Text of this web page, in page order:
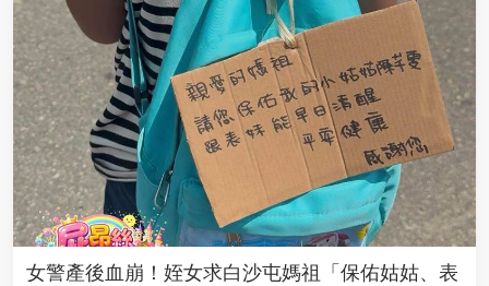
女警產後血崩！姪女求白沙屯媽祖「保佑姑姑、表